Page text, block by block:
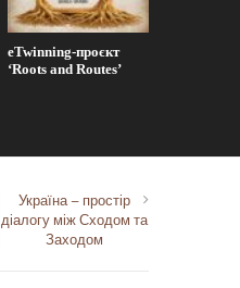
eTwinning-проєкт
‘Roots and Routes’
Україна – простір
діалогу між Сходом та
Заходом